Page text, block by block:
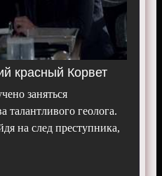
красный Корвет
заняться
талантливого геолога.
на след преступника,